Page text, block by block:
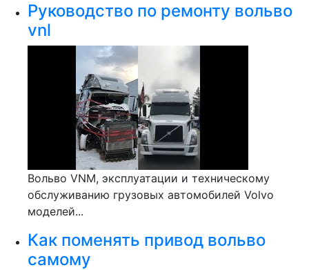
Руководство по ремонту вольво
vnl
Вольво VNM, эксплуатации и техническому
обслуживанию грузовых автомобилей Volvo
моделей...
Как поменять привод вольво
самому